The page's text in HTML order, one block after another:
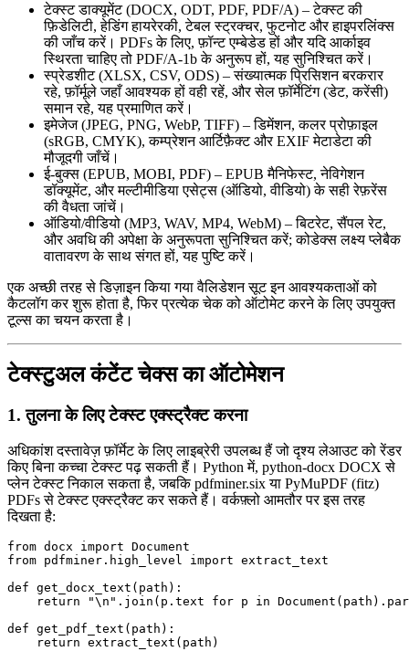
टेक्स्ट डाक्यूमेंट (DOCX, ODT, PDF, PDF/A) – टेक्स्ट की
फ़िडेलिटी, हेडिंग हायरेरकी, टेबल स्ट्रक्चर, फुटनोट और हाइपरलिंक्स
की जाँच करें। PDFs के लिए, फ़ॉन्ट एम्बेडेड हों और यदि आर्काइव
स्थिरता चाहिए तो PDF/A‑1b के अनुरूप हों, यह सुनिश्चित करें।
स्प्रेडशीट (XLSX, CSV, ODS) – संख्यात्मक प्रिसिशन बरकरार
रहे, फ़ॉर्मूले जहाँ आवश्यक हों वही रहें, और सेल फ़ॉर्मेटिंग (डेट, करेंसी)
समान रहे, यह प्रमाणित करें।
इमेजेज (JPEG, PNG, WebP, TIFF) – डिमेंशन, कलर प्रोफ़ाइल
(sRGB, CMYK), कम्प्रेशन आर्टिफ़ैक्ट और EXIF मेटाडेटा की
मौजूदगी जाँचें।
ई‑बुक्स (EPUB, MOBI, PDF) – EPUB मैनिफेस्ट, नेविगेशन
डॉक्यूमेंट, और मल्टीमीडिया एसेट्स (ऑडियो, वीडियो) के सही रेफ़रेंस
की वैधता जांचें।
ऑडियो/वीडियो (MP3, WAV, MP4, WebM) – बिटरेट, सैंपल रेट,
और अवधि की अपेक्षा के अनुरूपता सुनिश्चित करें; कोडेक्स लक्ष्य प्लेबैक
वातावरण के साथ संगत हों, यह पुष्टि करें।
एक अच्छी तरह से डिज़ाइन किया गया वैलिडेशन सूट इन आवश्यकताओं को
कैटलॉग कर शुरू होता है, फिर प्रत्येक चेक को ऑटोमेट करने के लिए उपयुक्त
टूल्स का चयन करता है।
टेक्स्टुअल कंटेंट चेक्स का ऑटोमेशन
1. तुलना के लिए टेक्स्ट एक्स्ट्रैक्ट करना
अधिकांश दस्तावेज़ फ़ॉर्मेट के लिए लाइब्रेरी उपलब्ध हैं जो दृश्य लेआउट को रेंडर
किए बिना कच्चा टेक्स्ट पढ़ सकती हैं। Python में, python-docx DOCX से
प्लेन टेक्स्ट निकाल सकता है, जबकिpdfminer.sixया PyMuPDF (fitz)
PDFs से टेक्स्ट एक्स्ट्रैक्ट कर सकते हैं। वर्कफ़्लो आमतौर पर इस तरह
दिखता है:
from docx import Document
from pdfminer.high_level import extract_text
def get_docx_text(path):
return "\n".join(p.text for p in
def get_pdf_text(path):